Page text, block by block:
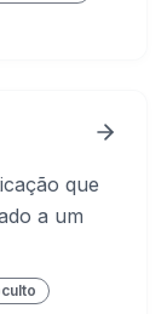
que
a um